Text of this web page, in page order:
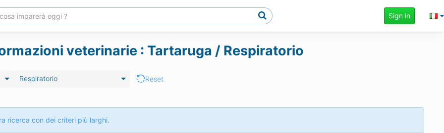
Sign in
veterinarie : Tartaruga / Respiratorio
Respiratorio Reset
ricerca con dei criteri più larghi.